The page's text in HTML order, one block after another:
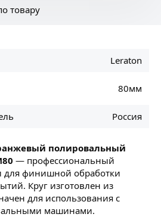
товару
Leraton
80мм
Россия
полировальный
— профессиональный
для финишной обработки
Круг изготовлен из
для использования с
машинами.